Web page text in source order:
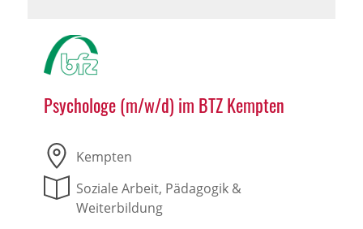
Psychologe (m/w/d) im BTZ Kempten
Kempten
Soziale Arbeit, Pädagogik &
Weiterbildung